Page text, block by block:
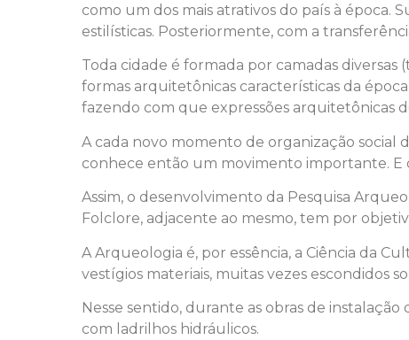
como um dos mais atrativos do país à época.
estilísticas. Posteriormente, com a
Toda cidade é formada por camadas diversas
formas arquitetônicas características da
fazendo com que expressões arquitetônicas
A cada novo momento de organização social
conhece então um movimento importante. E
Assim, o desenvolvimento da Pesquisa
Folclore, adjacente ao mesmo, tem por
A Arqueologia é, por essência, a Ciência da
vestígios materiais, muitas vezes escondidos
Nesse sentido, durante as obras de
com ladrilhos hidráulicos.